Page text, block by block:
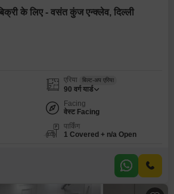
के लिए - वसंत कुंज एन्क्लेव, दिल्ली
एरिया बिल्ट-अप एरिया
90 वर्ग यार्ड
Facing
वेस्ट Facing
पार्किंग
1 Covered + n/a Open